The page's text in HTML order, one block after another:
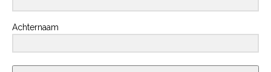
Achternaam